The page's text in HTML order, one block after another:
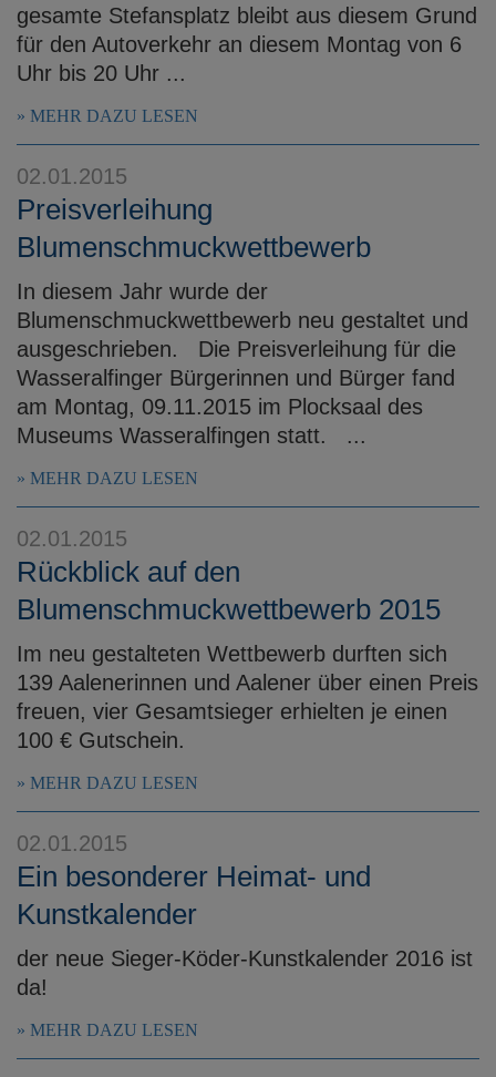
gesamte Stefansplatz bleibt aus diesem Grund
für den Autoverkehr an diesem Montag von 6
Uhr bis 20 Uhr ...
MEHR DAZU LESEN
02.01.2015
Preisverleihung
Blumenschmuckwettbewerb
In diesem Jahr wurde der
Blumenschmuckwettbewerb neu gestaltet und
ausgeschrieben. Die Preisverleihung für die
Wasseralfinger Bürgerinnen und Bürger fand
am Montag, 09.11.2015 im Plocksaal des
Museums Wasseralfingen statt. ...
MEHR DAZU LESEN
02.01.2015
Rückblick auf den
Blumenschmuckwettbewerb 2015
Im neu gestalteten Wettbewerb durften sich
139 Aalenerinnen und Aalener über einen Preis
freuen, vier Gesamtsieger erhielten je einen
100 € Gutschein.
MEHR DAZU LESEN
02.01.2015
Ein besonderer Heimat- und
Kunstkalender
der neue Sieger-Köder-Kunstkalender 2016 ist
da!
MEHR DAZU LESEN